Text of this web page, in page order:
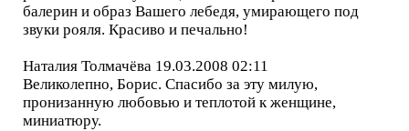
балерин и образ Вашего лебедя, умирающего под
звуки рояля. Красиво и печально!
Наталия Толмачёва 19.03.2008 02:11
Великолепно, Борис. Спасибо за эту милую,
пронизанную любовью и теплотой к женщине,
миниатюру.